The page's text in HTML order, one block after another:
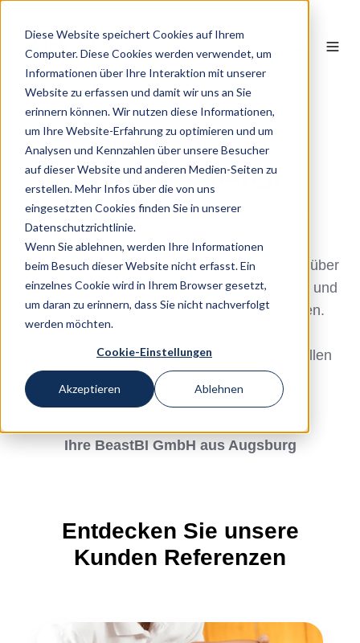
Diese Website speichert Cookies auf Ihrem
Computer. Diese Cookies werden verwendet, um
Informationen über Ihre Interaktion mit unserer
Website zu erfassen und damit wir uns an Sie
erinnern können. Wir nutzen diese Informationen,
um Ihre Website-Erfahrung zu optimieren und um
Analysen und Kennzahlen über unsere Besucher
auf dieser Website und anderen Medien-Seiten zu
erstellen. Mehr Infos über die von uns
eingesetzten Cookies finden Sie in unserer
Datenschutzrichtlinie.
Wenn Sie ablehnen, werden Ihre Informationen
beim Besuch dieser Website nicht erfasst. Ein
einzelnes Cookie wird in Ihrem Browser gesetzt,
um daran zu erinnern, dass Sie nicht nachverfolgt
werden möchten.
Cookie-Einstellungen
Akzeptieren Ablehnen
Danke für Ihre
Terminbuchung!
Ihr Termin wurde erfolgreich übermittelt.
Wir freuen uns darauf, gemeinsam mit Ihnen über
Ihr Performance Marketing, Ihre Kampagnen und
mögliche Wachstumspotenziale zu sprechen.
Sie erhalten in Kürze eine Bestätigung mit allen
weiteren Informationen per E-Mail.
Bis bald.
Ihre BeastBI GmbH aus Augsburg
Entdecken Sie unsere
Kunden Referenzen
Osteopathie